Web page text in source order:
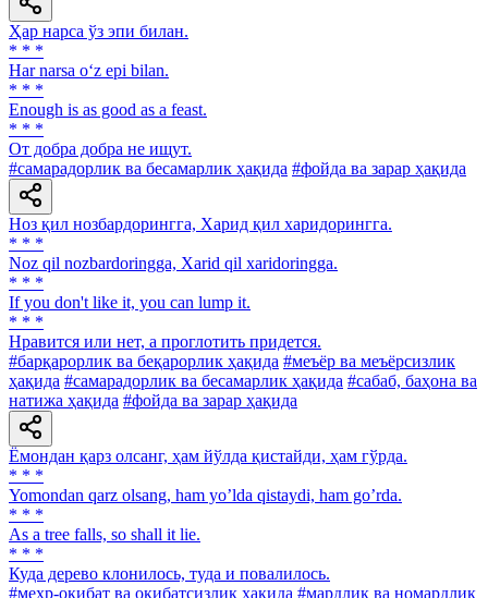
Ҳар нарса ўз эпи билан.
* * *
Har narsa o‘z epi bilan.
* * *
Enough is as good as a feast.
* * *
От добра добра не ищут.
#самарадорлик ва бесамарлик ҳақида #фойда ва зарар ҳақида
Ноз қил нозбардорингга, Харид қил харидорингга.
* * *
Noz qil nozbardoringga, Xarid qil xaridoringga.
* * *
If you don't like it, you can lump it.
* * *
Нравится или нет, а проглотить придется.
#барқарорлик ва беқарорлик ҳақида #меъёр ва меъёрсизлик
ҳақида #самарадорлик ва бесамарлик ҳақида #сабаб, баҳона ва
натижа ҳақида #фойда ва зарар ҳақида
Ёмондан қарз олсанг, ҳам йўлда қистайди, ҳам гўрда.
* * *
Yomondan qarz olsang, ham yoʼlda qistaydi, ham goʼrda.
* * *
As a tree falls, so shall it lie.
* * *
Куда дерево клонилось, туда и повалилось.
#меҳр-оқибат ва оқибатсизлик ҳақида #мардлик ва номардлик